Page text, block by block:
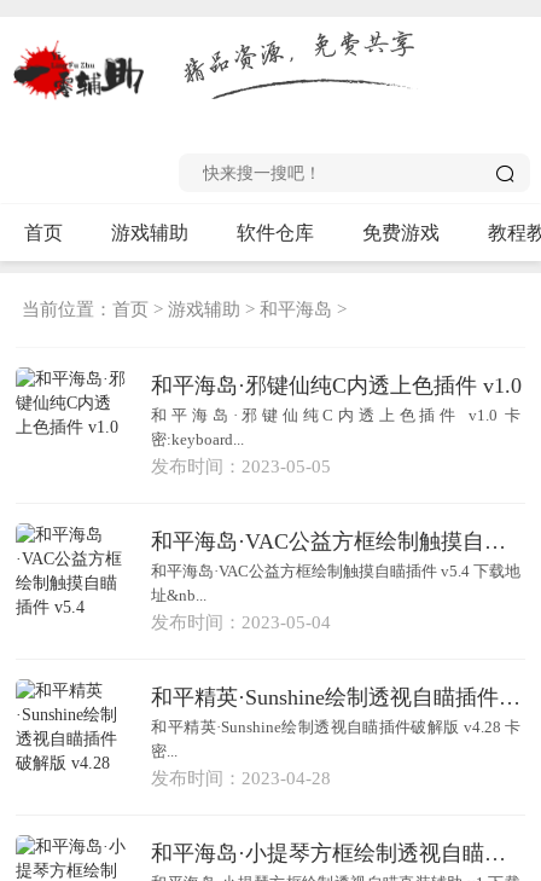
首页 游戏辅助 软件仓库 免费游戏 教程
当前位置：首页 >游戏辅助 >和平海岛 >
和平海岛·邪键仙纯C内透上色插件 v1.0
和平海岛·邪键仙纯C内透上色插件 v1.0 卡
密:keyboard...
发布时间：2023-05-05
和平海岛·VAC公益方框绘制触摸自瞄插件 v5.4
和平海岛·VAC公益方框绘制触摸自瞄插件 v5.4 下载地
址&nb...
发布时间：2023-05-04
和平精英·Sunshine绘制透视自瞄插件破解版 v4.28
和平精英·Sunshine绘制透视自瞄插件破解版 v4.28 卡
密...
发布时间：2023-04-28
和平海岛·小提琴方框绘制透视自瞄直装辅助 v1